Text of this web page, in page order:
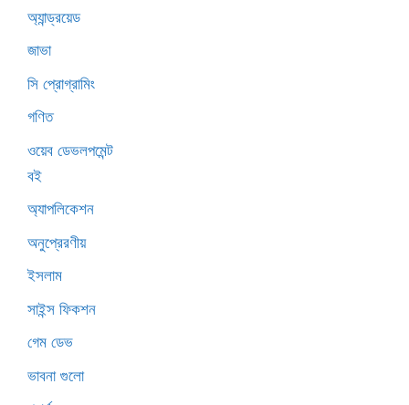
অ্যান্ড্রয়েড
জাভা
সি প্রোগ্রামিং
গণিত
ওয়েব ডেভলপমেন্ট
বই
অ্যাপলিকেশন
অনুপ্রেরণীয়
ইসলাম
সাইন্স ফিকশন
গেম ডেভ
ভাবনা গুলো